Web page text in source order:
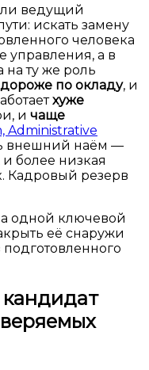
ведущий
искать замену
человека
управления, а в
на ту же роль
дороже по окладу, и
хуже
и чаще
Administrative
внешний наём —
и более низкая
Кадровый резерв
одной ключевой
её снаружи
подготовленного